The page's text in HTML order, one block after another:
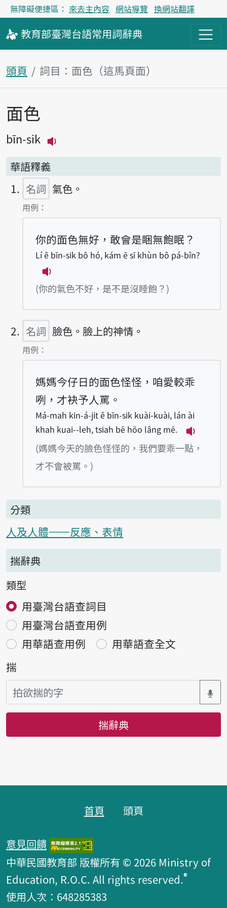
無障礙便捷區： 來去主內容 網站導覽 換網站翻譯
教育部臺灣台語常用詞辭典
頭頁 詞目：面色（這馬頁面）
主內容區
面色
bīn-sik
華語釋義
名詞 氣色。
第1項釋義的
用例：
你的面色無好，敢會是睏無飽眠？
Lí ê bīn-sik bô hó, kám ē sī khùn bô pá-bîn?
播放例句Lí ê bīn-sik bô hó, kám ē sī
(你的氣色不好，是不是沒睡飽？)
名詞 臉色。臉上的神情。
第2項釋義的
用例：
媽媽今仔日的面色怪怪，咱愛較乖
咧，才袂予人罵。
Má-mah kin-á-ji̍t ê bīn-sik kuài-kuài, lán ài
khah kuai--leh, tsiah bē hōo lâng mē.
播放例
(媽媽今天的臉色怪怪的，我們要乖一點，
才不會被罵。)
分類
人及人體——反應、表情
揣辭典
類型
用臺灣台語查詞目
用臺灣台語查用例
用華語查用例
用華語查全文
揣
揣辭典
首頁 頭頁
意見回饋
中華民國教育部 版權所有 © 2026 Ministry of
Education, R.O.C. All rights reserved.®
使用人次：648285383